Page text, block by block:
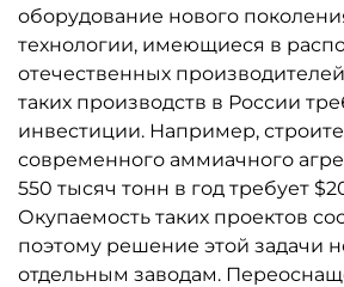
оборудование нового
технологии, имеющиеся в
отечественных
таких производств в России
инвестиции. Например,
современного аммиачного
550 тысяч тонн в год требует
Окупаемость таких проектов
поэтому решение этой задачи
отдельным заводам.